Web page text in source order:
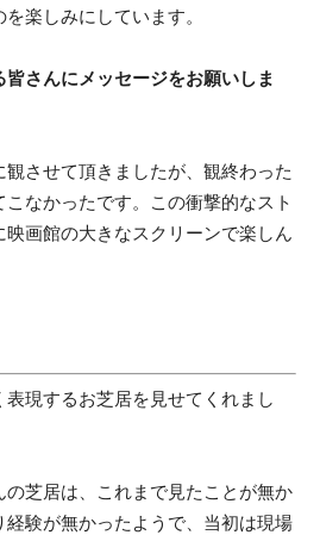
楽しみにしています。
さんにメッセージをお願いしま
させて頂きましたが、観終わった
なかったです。この衝撃的なスト
画館の大きなスクリーンで楽しん
現するお芝居を見せてくれまし
の芝居は、これまで見たことが無か
経験が無かったようで、当初は現場